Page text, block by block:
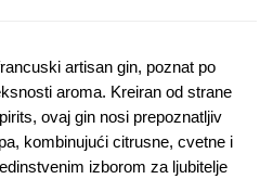
artisan gin, poznat po
aroma. Kreiran od strane
ovaj gin nosi prepoznatljiv
kombinujući citrusne, cvetne i
izborom za ljubitelje